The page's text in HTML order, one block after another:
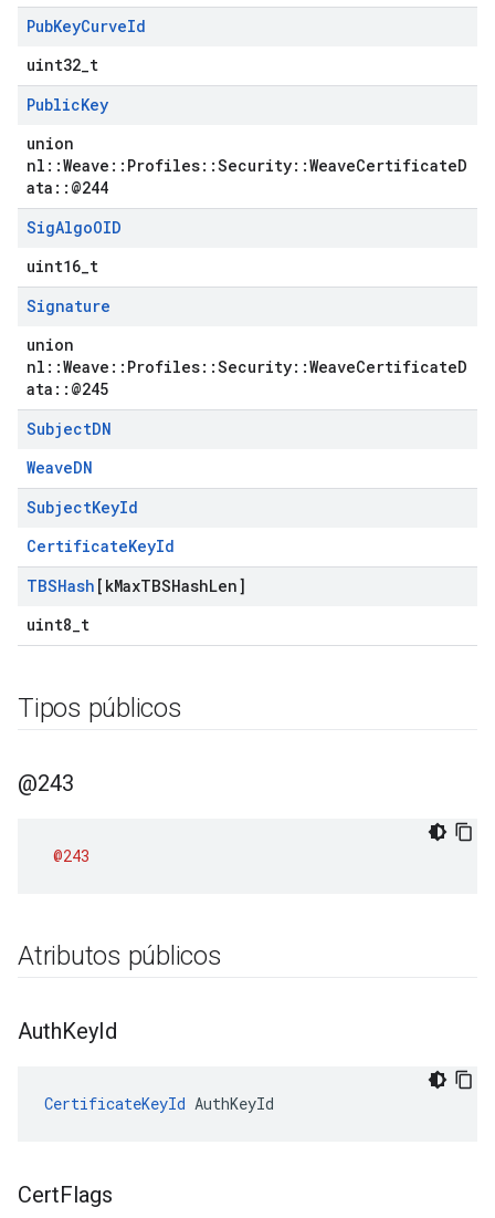
PubKeyCurveId
uint32_t
PublicKey
union
nl::Weave::Profiles::Security::WeaveCertificateD
ata::@244
SigAlgoOID
uint16_t
Signature
union
nl::Weave::Profiles::Security::WeaveCertificateD
ata::@245
SubjectDN
WeaveDN
SubjectKeyId
CertificateKeyId
TBSHash [kMaxTBSHashLen]
uint8_t
Tipos públicos
@243
@243
Atributos públicos
AuthKeyId
CertificateKeyId AuthKeyId
CertFlags